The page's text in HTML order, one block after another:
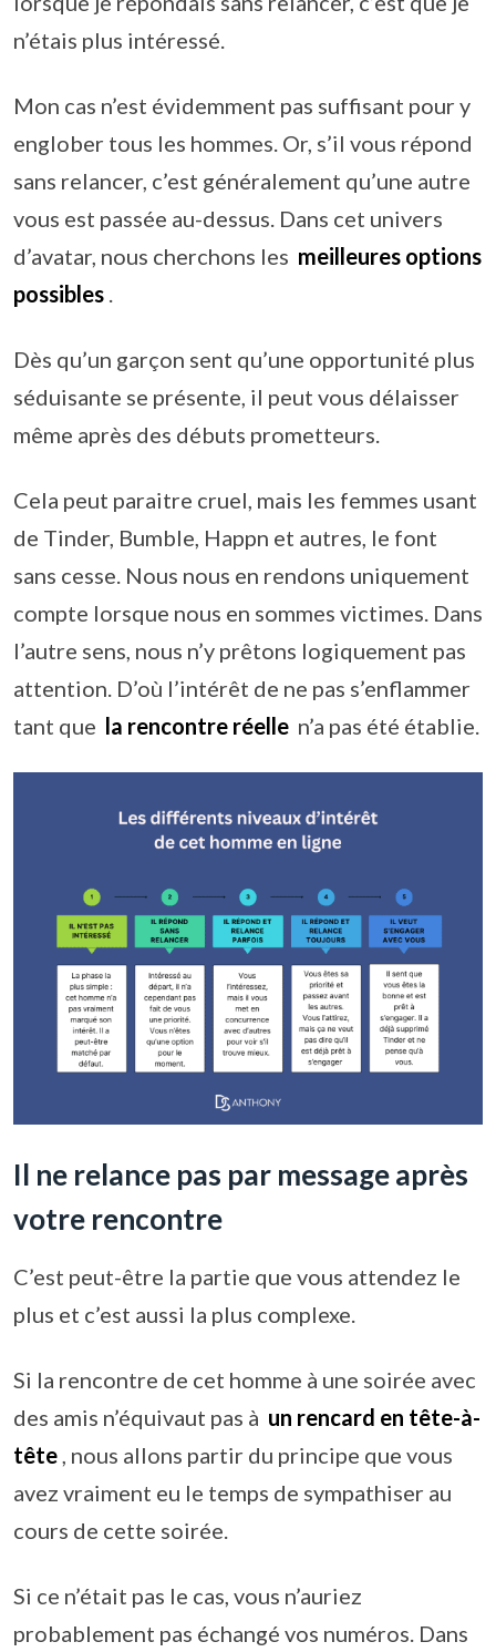
n’étais plus intéressé.
Mon cas n’est évidemment pas suffisant pour y
englober tous les hommes. Or, s’il vous répond
sans relancer, c’est généralement qu’une autre
vous est passée au-dessus. Dans cet univers
d’avatar, nous cherchons les meilleures options
possibles
Dès qu’un garçon sent qu’une opportunité plus
séduisante se présente, il peut vous délaisser
même après des débuts prometteurs.
Cela peut paraitre cruel, mais les femmes usant
de Tinder, Bumble, Happn et autres, le font
sans cesse. Nous nous en rendons uniquement
compte lorsque nous en sommes victimes. Dans
l’autre sens, nous n’y prêtons logiquement pas
attention. D’où l’intérêt de ne pas s’enflammer
tant que la rencontre réelle n’a pas été établie.
Il ne relance pas par message après
votre rencontre
C’est peut-être la partie que vous attendez le
plus et c’est aussi la plus complexe.
Si la rencontre de cet homme à une soirée avec
des amis n’équivaut pas à un rencard en tête-à-
tête , nous allons partir du principe que vous
avez vraiment eu le temps de sympathiser au
cours de cette soirée.
Si ce n’était pas le cas, vous n’auriez
probablement pas échangé vos numéros. Dans